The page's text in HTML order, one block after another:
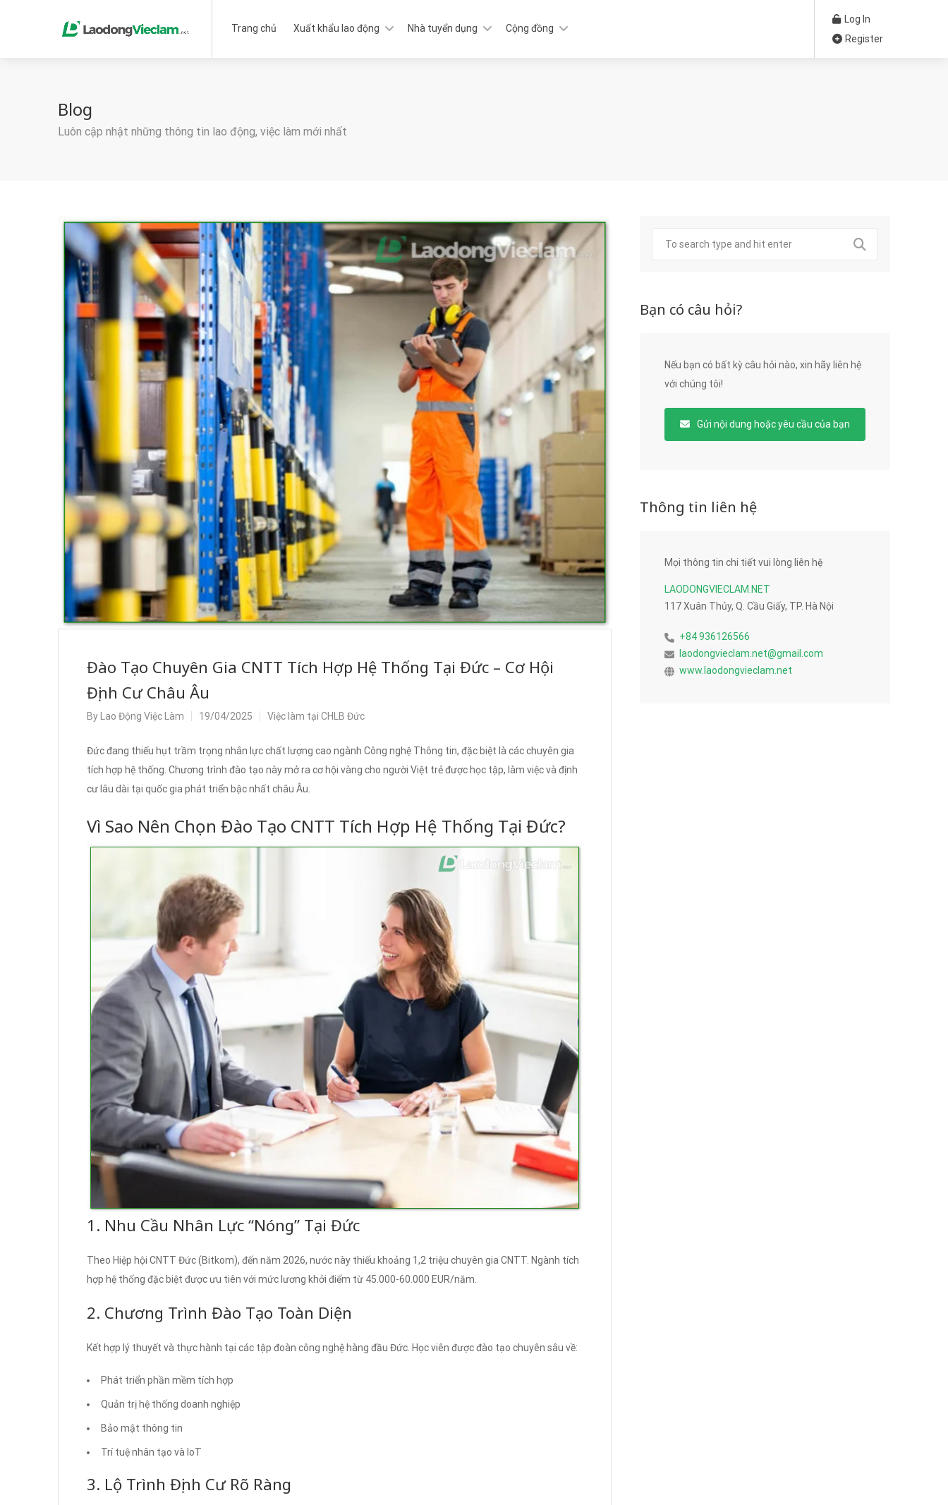
Trang chủ Xuất khẩu lao động Nhà tuyển dụng Cộng đồng
Log In
Register
Blog
Luôn cập nhật những thông tin lao động, việc làm mới nhất
Đào Tạo Chuyên Gia CNTT Tích Hợp Hệ Thống Tại Đức – Cơ Hội
Định Cư Châu Âu
By Lao Động Việc Làm 19/04/2025 Việc làm tại CHLB Đức
Đức đang thiếu hụt trầm trọng nhân lực chất lượng cao ngành Công nghệ Thông tin, đặc biệt là các chuyên gia
tích hợp hệ thống. Chương trình đào tạo này mở ra cơ hội vàng cho người Việt trẻ được học tập, làm việc và định
cư lâu dài tại quốc gia phát triển bậc nhất châu Âu.
Vì Sao Nên Chọn Đào Tạo CNTT Tích Hợp Hệ Thống Tại Đức?
1. Nhu Cầu Nhân Lực “Nóng” Tại Đức
Theo Hiệp hội CNTT Đức (Bitkom), đến năm 2026, nước này thiếu khoảng 1,2 triệu chuyên gia CNTT. Ngành tích
hợp hệ thống đặc biệt được ưu tiên với mức lương khởi điểm từ 45.000-60.000 EUR/năm.
2. Chương Trình Đào Tạo Toàn Diện
Kết hợp lý thuyết và thực hành tại các tập đoàn công nghệ hàng đầu Đức. Học viên được đào tạo chuyên sâu về:
Phát triển phần mềm tích hợp
Quản trị hệ thống doanh nghiệp
Bảo mật thông tin
Trí tuệ nhân tạo và IoT
3. Lộ Trình Định Cư Rõ Ràng
Bạn có câu hỏi?
Nếu bạn có bất kỳ câu hỏi nào, xin hãy liên hệ
với chúng tôi!
Gửi nội dung hoặc yêu cầu của bạn
Thông tin liên hệ
Mọi thông tin chi tiết vui lòng liên hệ
LAODONGVIECLAM.NET
117 Xuân Thủy, Q. Cầu Giấy, TP. Hà Nội
+84 936126566
laodongvieclam.net@gmail.com
www.laodongvieclam.net